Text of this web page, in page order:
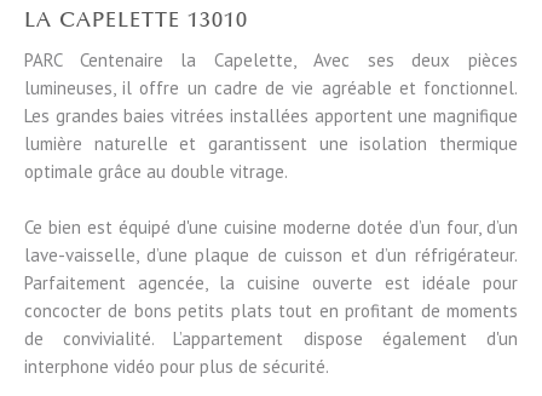
LA CAPELETTE 13010
PARC Centenaire la Capelette, Avec ses deux pièces
lumineuses, il offre un cadre de vie agréable et fonctionnel.
Les grandes baies vitrées installées apportent une magnifique
lumière naturelle et garantissent une isolation thermique
optimale grâce au double vitrage.
Ce bien est équipé d'une cuisine moderne dotée d’un four, d’un
lave-vaisselle, d’une plaque de cuisson et d’un réfrigérateur.
Parfaitement agencée, la cuisine ouverte est idéale pour
concocter de bons petits plats tout en profitant de moments
de convivialité. L’appartement dispose également d'un
interphone vidéo pour plus de sécurité.